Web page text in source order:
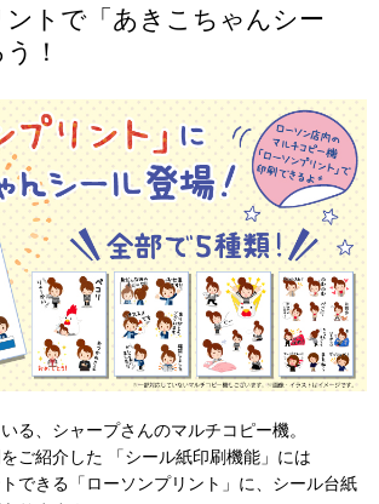
ントで「あきこちゃんシー
！
る、シャープさんのマルチコピー機。
ご紹介した 「シール紙印刷機能」には
できる「ローソンプリント」に、シール台紙